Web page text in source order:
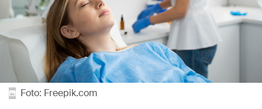
Foto: Freepik.com